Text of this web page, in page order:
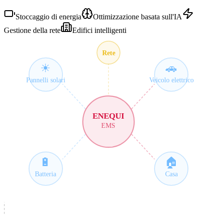
Stoccaggio di energia
Ottimizzazione basata sull'IA
Gestione della rete
Edifici intelligenti
ENEQUI
EMS
☀
Pannelli solari
🔋
Batteria
🚗
Veicolo elettrico
🏠
Casa
Rete